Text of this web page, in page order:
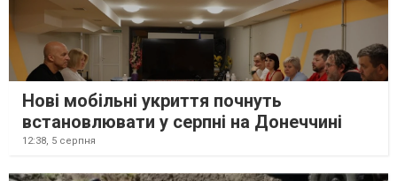
Нові мобільні укриття почнуть
встановлювати у серпні на Донеччині
12:38, 5 серпня